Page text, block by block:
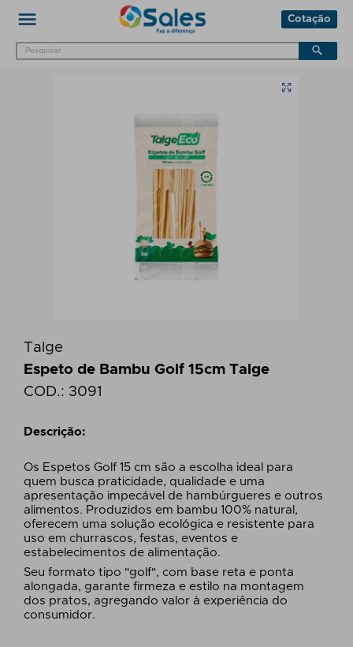
Cotação
Talge
Espeto de Bambu Golf 15cm Talge
COD.: 3091
Descrição:
Os Espetos Golf 15 cm são a escolha ideal para
quem busca praticidade, qualidade e uma
apresentação impecável de hambúrgueres e outros
alimentos. Produzidos em bambu 100% natural,
oferecem uma solução ecológica e resistente para
uso em churrascos, festas, eventos e
estabelecimentos de alimentação.
Seu formato tipo "golf", com base reta e ponta
alongada, garante firmeza e estilo na montagem
dos pratos, agregando valor à experiência do
consumidor.